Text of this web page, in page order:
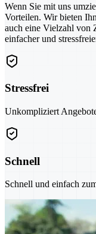
Wenn Sie mit uns
Vorteilen. Wir bieten
auch eine Vielzahl von
einfacher und
Stressfrei
Unkompliziert
Schnell
Schnell und einfach